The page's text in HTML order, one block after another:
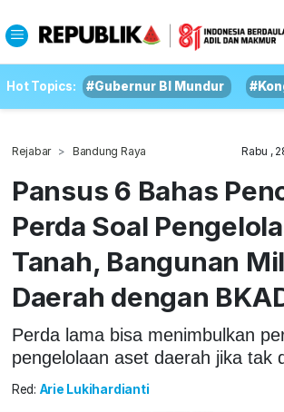
Hot Topics: #Gubernur BI Mundur
Rejabar Bandung Raya Rabu ,
Pansus 6 Bahas
Perda Soal
Tanah, Bangunan
Daerah dengan
Perda lama bisa menimbulkan
pengelolaan aset daerah jika tak
Red: Arie Lukihardianti